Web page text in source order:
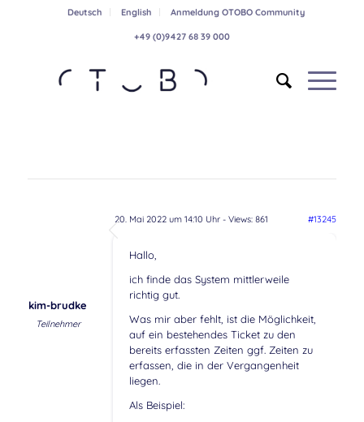
Deutsch English Anmeldung OTOBO Community
+49 (0)9427 68 39 000
20. Mai 2022 um 14:10 Uhr- Views: 861 #13245
kim-brudke
Teilnehmer
Hallo,
ich finde das System mittlerweile
richtig gut.
Was mir aber fehlt, ist die Möglichkeit,
auf ein bestehendes Ticket zu den
bereits erfassten Zeiten ggf. Zeiten zu
erfassen, die in der Vergangenheit
liegen.
Als Beispiel: